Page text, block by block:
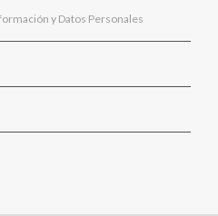
y Datos Personales